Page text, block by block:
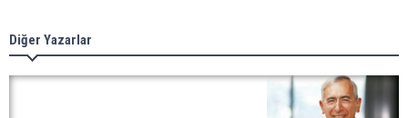
Diğer Yazarlar